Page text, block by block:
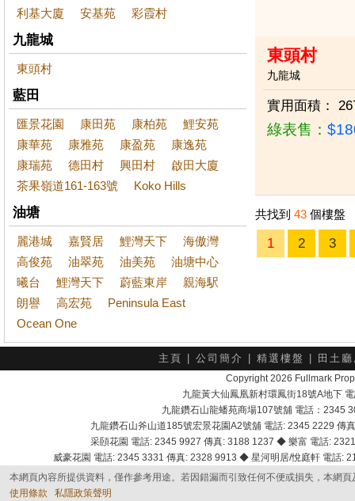
利基大廈 安基苑 彩霞村
九龍城
東頭村
藍田
匯景花園 康田苑 康柏苑
鯉安苑
康華苑
康雅苑 康盈苑
康逸苑
康瑞苑
德田村 興田村
啟田大廈
茶果嶺道161-163號
Koko Hills
油塘
麗港城 嘉賢居 鯉灣天下
海傲灣
高俊苑
油翠苑 油美苑
油塘中心
曦台
鯉灣天下 蔚藍東岸
親海駅
朗譽
高宏苑
Peninsula East
Ocean One
東頭村
九龍城
實用面積：
綠表售：
共找到 43 個樓盤
1 2 3
主頁 公司簡介 精選樓盤 田土
Copyright 2026 Fullmark
九龍黃大仙鳳凰新村環鳳街18號A地下
九龍鑽石山龍蟠苑商場107號舖 電話：2345
九龍鑽石山斧山道185號宏景花園A2號舖 電話: 2345 2229
采頣花園 電話: 2345 9927 傳真: 3188 1237 ◆ 樂富 電話:
威豪花園 電話: 2345 3331 傳真: 2328 9913 ◆ 星河明居/悅庭軒 電話
本網頁內容所提供資料，僅作參考用途。若因錯漏而引致任何不便或損失，本網
使用條款
私隱政策聲明